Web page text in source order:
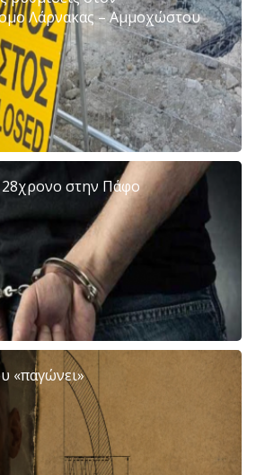
Λάρνακας – Αμμοχώστου
28χρονο στην Πάφο
«παγώνει»